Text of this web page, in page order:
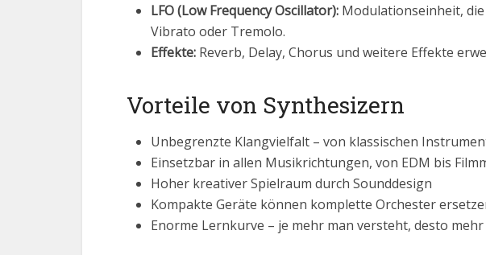
LFO (Low Frequency Oscillator): Modulationseinheit,
Vibrato oder Tremolo.
Effekte: Reverb, Delay, Chorus und weitere Effekte
Vorteile von Synthesizern
Unbegrenzte Klangvielfalt – von klassischen
Einsetzbar in allen Musikrichtungen, von EDM bis
Hoher kreativer Spielraum durch Sounddesign
Kompakte Geräte können komplette Orchester
Enorme Lernkurve – je mehr man versteht, desto